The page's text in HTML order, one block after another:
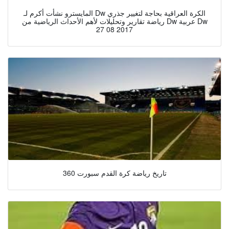
المايسترو نشأت أكرم لـ Dw الكرة العراقية بحاجة لتغيير جذري
رياضة تقارير وتحليلات لأهم الأحداث الرياضية من Dw عربية Dw
27 08 2017
تاريخ رياضة كرة القدم سبورت 360